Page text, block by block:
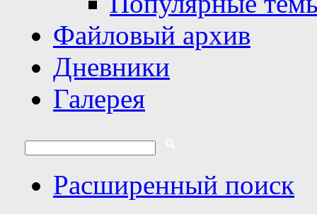
Файловый архив
Дневники
Галерея
Расширенный поиск